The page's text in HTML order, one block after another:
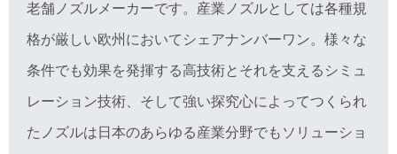
老舗ノズルメーカーです。産業ノズルとしては各種規
格が厳しい欧州においてシェアナンバーワン。様々な
条件でも効果を発揮する高技術とそれを支えるシミュ
レーション技術、そして強い探究心によってつくられ
たノズルは日本のあらゆる産業分野でもソリューショ